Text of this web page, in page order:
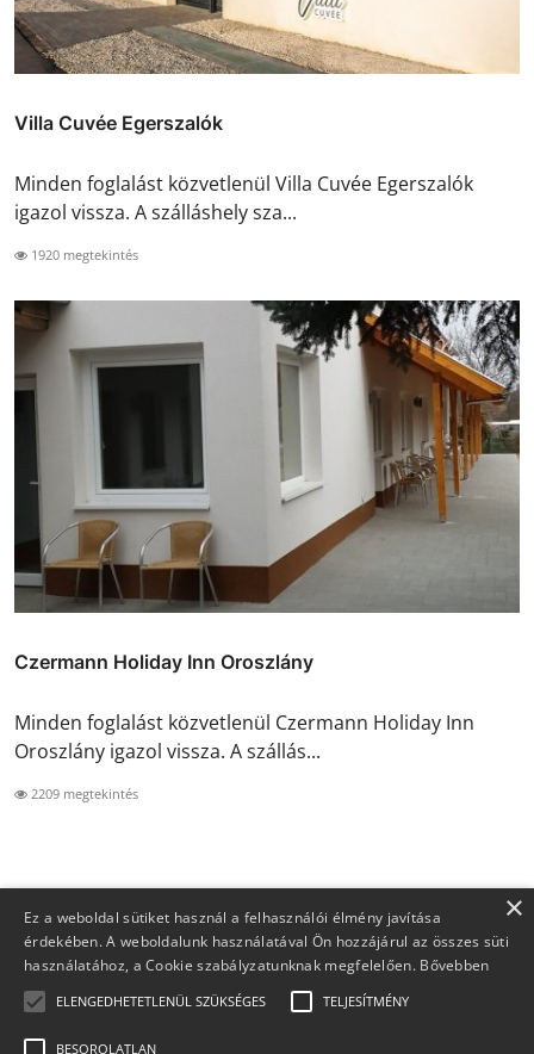
Villa Cuvée Egerszalók
Minden foglalást közvetlenül Villa Cuvée Egerszalók
igazol vissza. A szálláshely sza...
1920 megtekintés
Czermann Holiday Inn Oroszlány
Minden foglalást közvetlenül Czermann Holiday Inn
Oroszlány igazol vissza. A szállás...
2209 megtekintés
×
Ez a weboldal sütiket használ a felhasználói élmény javítása
érdekében. A weboldalunk használatával Ön hozzájárul az összes süti
használatához, a Cookie szabályzatunknak megfelelően. Bővebben
ELENGEDHETETLENÜL SZÜKSÉGES TELJESÍTMÉNY
BESOROLATLAN